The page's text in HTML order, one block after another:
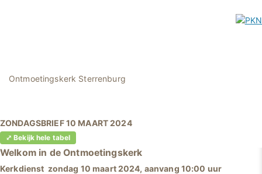
Ontmoetingskerk Sterrenburg
ZONDAGSBRIEF 10 MAART 2024
⤢ Bekijk hele tabel
Welkom in de Ontmoetingskerk
Kerkdienst zondag 10 maart 2024, aanvang 10:00 uur